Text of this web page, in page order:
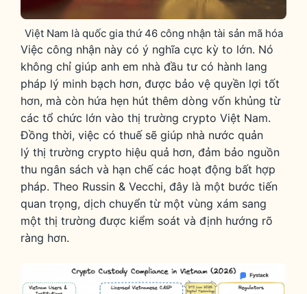
Việt Nam là quốc gia thứ 46 công nhận tài sản mã hóa
Việc công nhận này có ý nghĩa cực kỳ to lớn. Nó
không chỉ giúp anh em nhà đầu tư có hành lang
pháp lý minh bạch hơn, được bảo vệ quyền lợi tốt
hơn, mà còn hứa hẹn hút thêm dòng vốn khủng từ
các tổ chức lớn vào thị trường crypto Việt Nam.
Đồng thời, việc có thuế sẽ giúp nhà nước quản
lý thị trường crypto hiệu quả hơn, đảm bảo nguồn
thu ngân sách và hạn chế các hoạt động bất hợp
pháp. Theo Russin & Vecchi, đây là một bước tiến
quan trọng, dịch chuyển từ một vùng xám sang
một thị trường được kiểm soát và định hướng rõ
ràng hơn.